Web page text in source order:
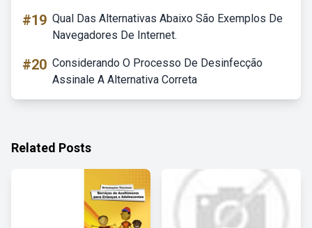
#19 Qual Das Alternativas Abaixo São Exemplos De
Navegadores De Internet.
#20 Considerando O Processo De Desinfecção
Assinale A Alternativa Correta
Related Posts